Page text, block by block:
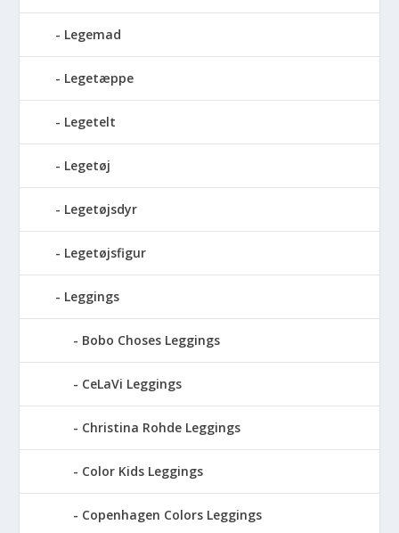
Legemad
Legetæppe
Legetelt
Legetøj
Legetøjsdyr
Legetøjsfigur
Leggings
Bobo Choses Leggings
CeLaVi Leggings
Christina Rohde Leggings
Color Kids Leggings
Copenhagen Colors Leggings